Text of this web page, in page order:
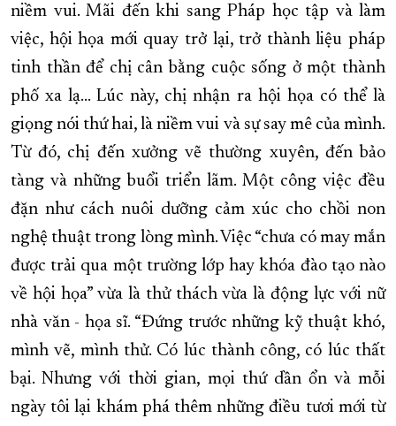
niềm vui. Mãi đến khi sang Pháp học tập và làm
việc, hội họa mới quay trở lại, trở thành liệu pháp
tinh thần để chị cân bằng cuộc sống ở một thành
phố xa lạ... Lúc này, chị nhận ra hội họa có thể là
giọng nói thứ hai, là niềm vui và sự say mê của mình.
Từ đó, chị đến xưởng vẽ thường xuyên, đến bảo
tàng và những buổi triển lãm. Một công việc đều
đặn như cách nuôi dưỡng cảm xúc cho chồi non
nghệ thuật trong lòng mình. Việc “chưa có may mắn
được trải qua một trường lớp hay khóa đào tạo nào
về hội họa” vừa là thử thách vừa là động lực với nữ
nhà văn - họa sĩ. “Đứng trước những kỹ thuật khó,
mình vẽ, mình thử. Có lúc thành công, có lúc thất
bại. Nhưng với thời gian, mọi thứ dần ổn và mỗi
ngày tôi lại khám phá thêm những điều tươi mới từ